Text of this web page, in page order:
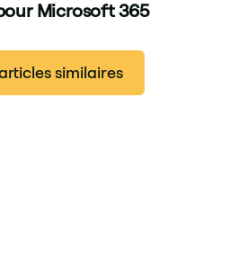
Microsoft 365
similaires